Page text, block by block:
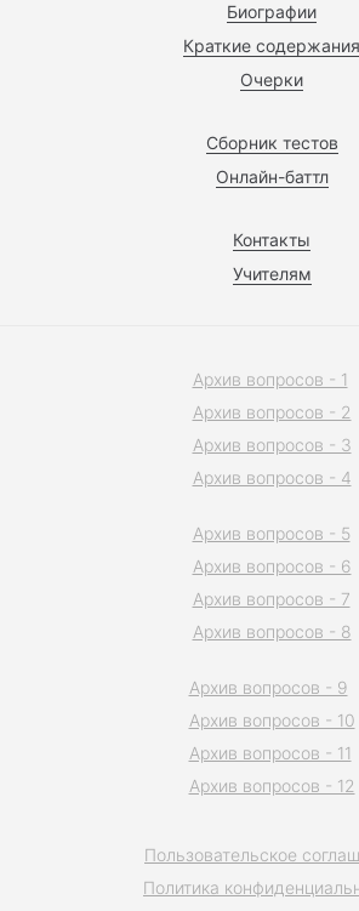
Биографии
Краткие содержания
Очерки
Сборник тестов
Онлайн-баттл
Контакты
Учителям
Пользовательское
Политика
Архив вопросов - 1
Архив вопросов - 2
Архив вопросов - 3
Архив вопросов - 4
Архив вопросов - 5
Архив вопросов - 6
Архив вопросов - 7
Архив вопросов - 8
Архив вопросов - 9
Архив вопросов - 10
Архив вопросов - 11
Архив вопросов - 12